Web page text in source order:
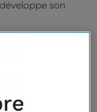
son
patients
médicament à